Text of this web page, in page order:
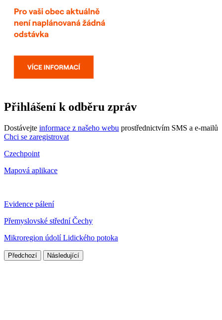
Přihlášení k odběru zpráv
Dostávejte informace z našeho webu prostřednictvím SMS a e-mailů
Chci se zaregistrovat
Czechpoint
Mapová aplikace
Evidence pálení
Přemyslovské střední Čechy
Mikroregion údolí Lidického potoka
Předchozí Následující